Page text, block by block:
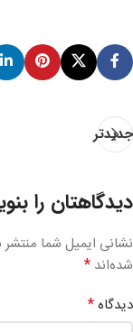
جدیدتر
دیدگاهتان را
نشانی ایمیل شما
شده‌اند *
دیدگاه*